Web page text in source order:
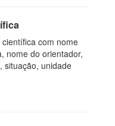
com nome
nome do orientador,
situação, unidade